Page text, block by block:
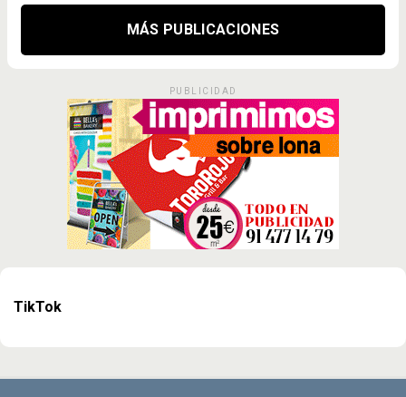
MÁS PUBLICACIONES
PUBLICIDAD
TikTok